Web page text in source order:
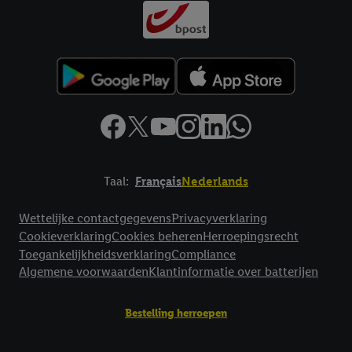
Taal: FrançaisNederlands
Wettelijke contactgegevensPrivacyverklaring
CookieverklaringCookies beherenHerroepingsrecht
ToegankelijkheidsverklaringCompliance
Algemene voorwaardenKlantinformatie over batterijen
Bestelling herroepen